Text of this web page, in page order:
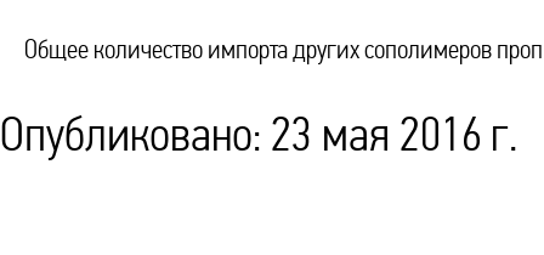
Общее количество импорта других сополимеров
Опубликовано: 23 мая 2016 г.